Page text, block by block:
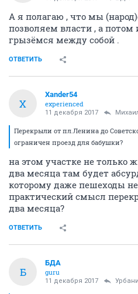
А я полагаю , что мы
позволяем власти , а потом
грызёмся между собой .
ОТВЕТИТЬ
X
Xander54
experienced
11 декабря 2017
Перекрыли от пл.Ленина до
ограничен проезд для бабушки?
на этом участке не только
два месяца там будет
которому даже пешеходы
практический смысл
два месяца?
ОТВЕТИТЬ
Б
БДА
guru
11 декабря 2017